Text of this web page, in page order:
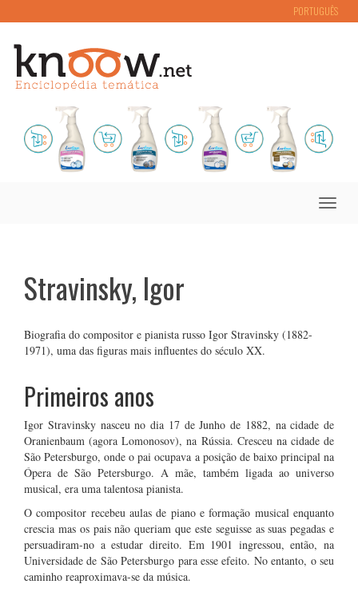
PORTUGUÊS
Toggle
Stravinsky, Igor
Biografia do compositor e pianista russo Igor Stravinsky (1882-
1971), uma das figuras mais influentes do século XX.
Primeiros anos
Igor Stravinsky nasceu no dia 17 de Junho de 1882, na cidade de
Oranienbaum (agora Lomonosov), na Rússia. Cresceu na cidade de
São Petersburgo, onde o pai ocupava a posição de baixo principal na
Ópera de São Petersburgo. A mãe, também ligada ao universo
musical, era uma talentosa pianista.
O compositor recebeu aulas de piano e formação musical enquanto
crescia mas os pais não queriam que este seguisse as suas pegadas e
persuadiram-no a estudar direito. Em 1901 ingressou, então, na
Universidade de São Petersburgo para esse efeito. No entanto, o seu
caminho reaproximava-se da música.